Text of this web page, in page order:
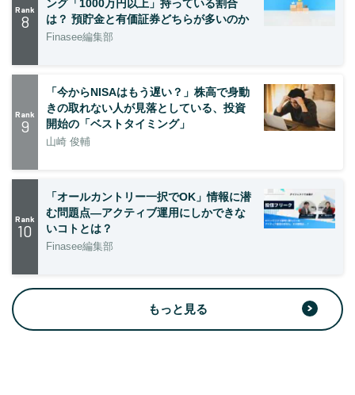
Rank
8
ング「1000万円以上」持っている割合
は？ 預貯金と有価証券どちらが多いのか
Finasee編集部
Rank
9
「今からNISAはもう遅い？」株高で身動
きの取れない人が見落としている、投資
開始の「ベストタイミング」
山崎 俊輔
Rank
10
「オールカントリー一択でOK」情報に潜
む問題点―アクティブ運用にしかできな
いコトとは？
Finasee編集部
もっと見る